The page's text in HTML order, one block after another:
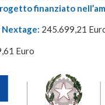
finanziato
245.699,21
Euro